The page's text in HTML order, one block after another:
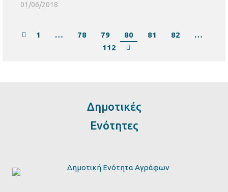
01/06/2018
1 … 78 79 80 81 82
…
112
Δημοτικές
Ενότητες